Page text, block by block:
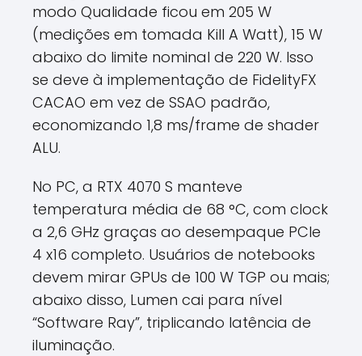
modo Qualidade ficou em 205 W
(medições em tomada Kill A Watt), 15 W
abaixo do limite nominal de 220 W. Isso
se deve à implementação de FidelityFX
CACAO em vez de SSAO padrão,
economizando 1,8 ms/frame de shader
ALU.
No PC, a RTX 4070 S manteve
temperatura média de 68 °C, com clock
a 2,6 GHz graças ao desempaque PCIe
4 x16 completo. Usuários de notebooks
devem mirar GPUs de 100 W TGP ou mais;
abaixo disso, Lumen cai para nível
“Software Ray”, triplicando latência de
iluminação.